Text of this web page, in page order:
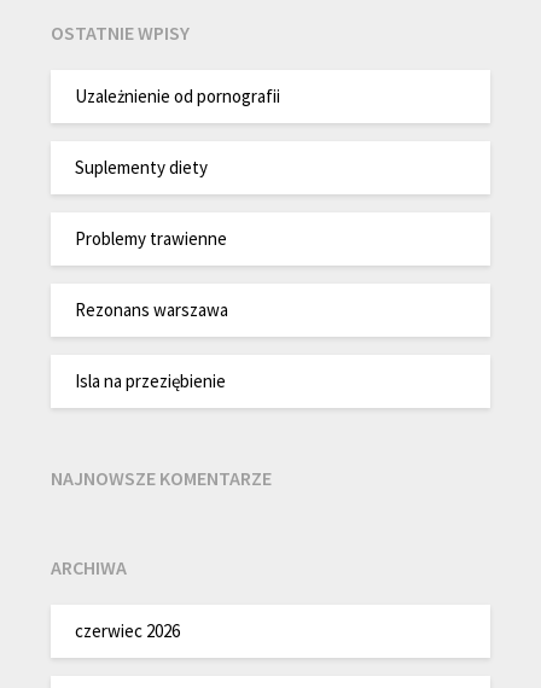
OSTATNIE WPISY
Uzależnienie od pornografii
Suplementy diety
Problemy trawienne
Rezonans warszawa
Isla na przeziębienie
NAJNOWSZE KOMENTARZE
ARCHIWA
czerwiec 2026